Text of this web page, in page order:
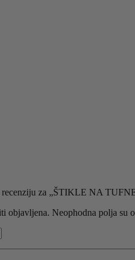
za „ŠTIKLE NA
objavljena. Neophodna polja su